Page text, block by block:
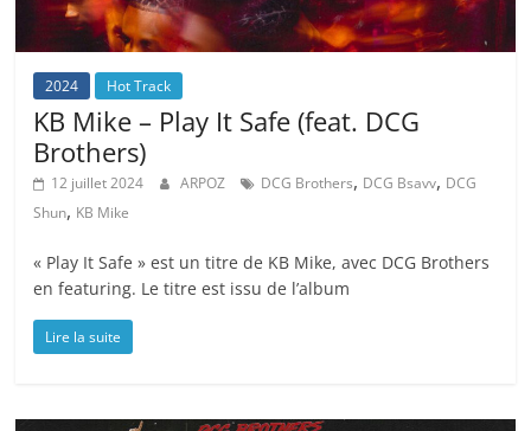
2024 Hot Track
KB Mike – Play It Safe (feat. DCG
Brothers)
12 juillet 2024 ARPOZ DCG Brothers, DCG Bsavv, DCG
Shun, KB Mike
« Play It Safe » est un titre de KB Mike, avec DCG Brothers
en featuring. Le titre est issu de l’album
Lire la suite